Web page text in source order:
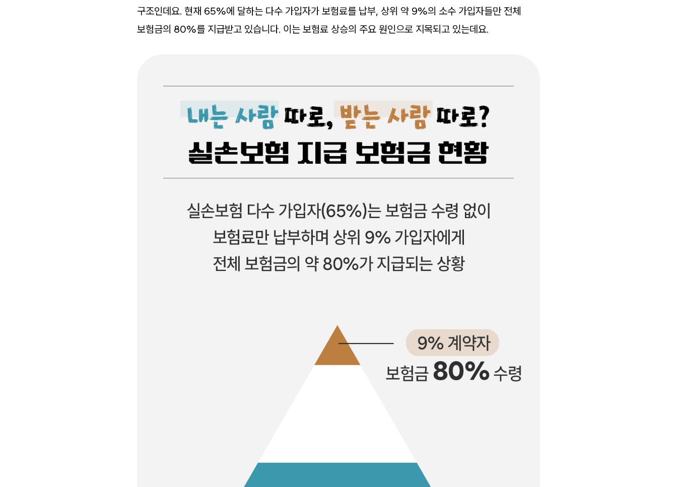
구조인데요. 현재 65%에 달하는 다수 가입자가 보험료를 납부, 상위 약 9%의 소수 가입자들만 전체
보험금의 80%를 지급받고 있습니다. 이는 보험료 상승의 주요 원인으로 지목되고 있는데요.